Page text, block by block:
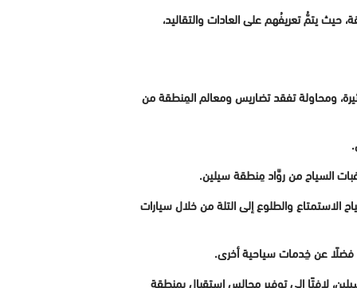
حيث يتمُّ تعريفُهم على العادات والتقاليد،
ومحاولة تفقد تضاريس ومعالم المِنطقة من
الاستمتاع والطلوع إلى التلة من خلال سيارات
فضلًا عن خِدمات سياحية أخرى.
لافتًا إلى توفير مجالس استقبال بمِنطقة